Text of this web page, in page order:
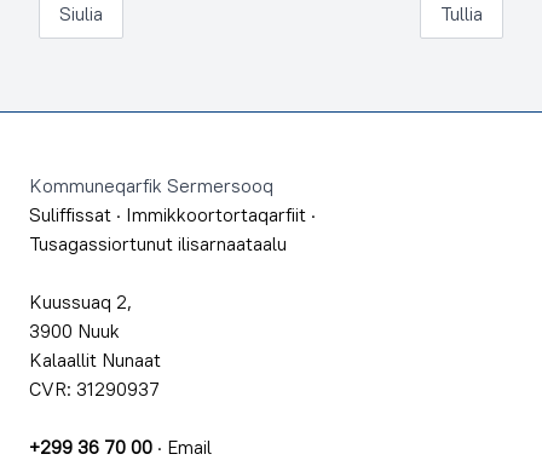
Siulia Tullia
Kommuneqarfik Sermersooq
Suliffissat · Immikkoortortaqarfiit ·
Tusagassiortunut ilisarnaataalu
Kuussuaq 2,
3900 Nuuk
Kalaallit Nunaat
CVR: 31290937
+299 36 70 00 · Email